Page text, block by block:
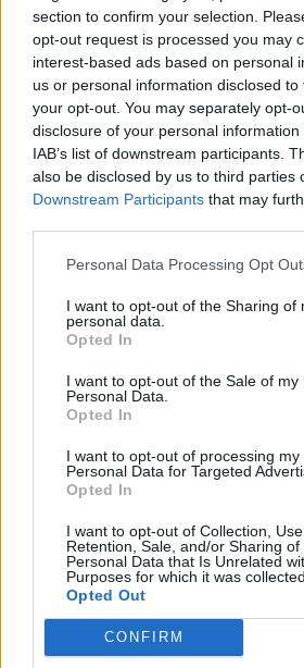
section to confirm your selection.
opt-out request is processed you may
interest-based ads based on personal
us or personal information disclosed
your opt-out. You may separately opt-
disclosure of your personal
IAB’s list of downstream participants.
also be disclosed by us to third parties
Downstream Participants that may
Personal Data Processing Opt
I want to opt-out of the Sharing of
personal data.
Opted In
I want to opt-out of the Sale of my
Personal Data.
Opted In
I want to opt-out of processing my
Personal Data for Targeted
Opted In
I want to opt-out of Collection, Use,
Retention, Sale, and/or Sharing of
Personal Data that Is Unrelated
Purposes for which it was collected.
Opted Out
CONFIRM
υγείας στον κόσμο έχουν
δύσκολες γεωγραφικά
photo shutterstock
Διαβάστε επίσης
ΕΟΦ: Κίνδυνος σφαλμάτων
φαρμάκου για τον διαβήτη
λόγω αλλαγής του χαπιού
Ψάρια σε κονσέρβα: Τα 4 πιο
Άδωνις Γεωργιάδης ελλείψεις στα νησιά